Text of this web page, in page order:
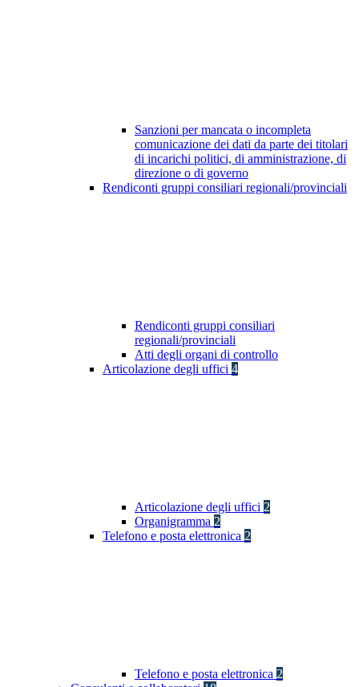
Sanzioni per mancata o incompleta
comunicazione dei dati da parte dei titolari
di incarichi politici, di amministrazione, di
direzione o di governo
Rendiconti gruppi consiliari regionali/provinciali
Rendiconti gruppi consiliari
regionali/provinciali
Atti degli organi di controllo
Articolazione degli uffici 4
Articolazione degli uffici 2
Organigramma 2
Telefono e posta elettronica 2
Telefono e posta elettronica 2